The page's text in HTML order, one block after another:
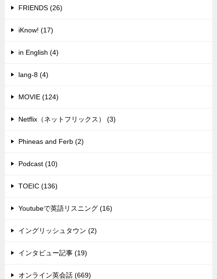
FRIENDS (26)
iKnow! (17)
in English (4)
lang-8 (4)
MOVIE (124)
Netflix（ネットフリックス） (3)
Phineas and Ferb (2)
Podcast (10)
TOEIC (136)
Youtubeで英語リスニング (16)
イングリッシュタウン (2)
インタビュー記事 (19)
オンライン英会話 (669)